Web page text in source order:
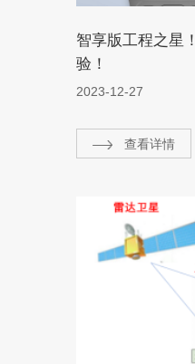
智享版工程之星
验！
2023-12-27
查看详情